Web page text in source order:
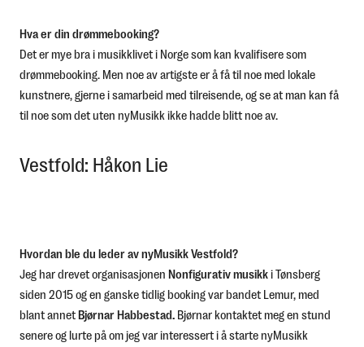
Hva er din drømmebooking?
Det er mye bra i musikklivet i Norge som kan kvalifisere som
drømmebooking. Men noe av artigste er å få til noe med lokale
kunstnere, gjerne i samarbeid med tilreisende, og se at man kan få
til noe som det uten nyMusikk ikke hadde blitt noe av.
Vestfold: Håkon Lie
Hvordan ble du leder av nyMusikk Vestfold?
Jeg har drevet organisasjonen Nonfigurativ musikki Tønsberg
siden 2015 og en ganske tidlig booking var bandet Lemur, med
blant annetBjørnar Habbestad. Bjørnar kontaktet meg en stund
senere og lurte på om jeg var interessert i å starte nyMusikk